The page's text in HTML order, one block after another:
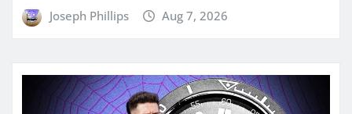
Joseph Phillips Aug 7, 2026